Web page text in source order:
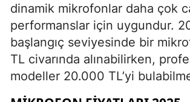
dinamik mikrofonlar daha çok
performanslar için uygundur.
başlangıç seviyesinde bir
TL civarında alınabilirken,
modeller 20.000 TL’yi